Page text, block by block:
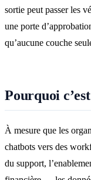
sortie peut passer les
une porte
qu’aucune couche
Pourquoi
À mesure que les
chatbots vers des
du support,